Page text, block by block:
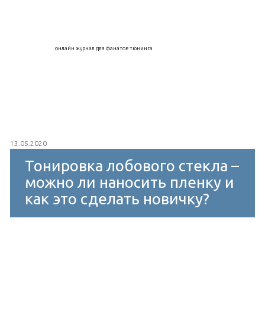
онлайн журнал для фанатов тюнинга
13.05.2020
Тонировка лобового стекла –
можно ли наносить пленку и
как это сделать новичку?